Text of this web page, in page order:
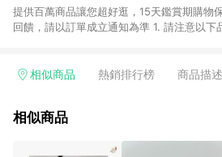
提供百萬商品讓您超好逛，15天鑑賞期購物
回饋，請以訂單成立通知為準 1. 請注意以下品類商品均無回饋：
電玩/遊戲/相機/單眼/鏡頭/拍立得 [2024/6/1
的購回饋活動享Yahoo超贈點回饋者 - 購物
3. 訂單回饋金額將扣除運費/購物金/超贈點/
相似商品 熱銷排行榜 商品描述
相似商品